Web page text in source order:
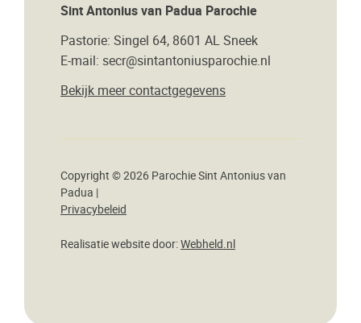
Sint Antonius van Padua Parochie
Pastorie: Singel 64, 8601 AL Sneek
E-mail: secr@sintantoniusparochie.nl
Bekijk meer contactgegevens
Copyright © 2026 Parochie Sint Antonius van
Padua |
Privacybeleid
Realisatie website door:Webheld.nl